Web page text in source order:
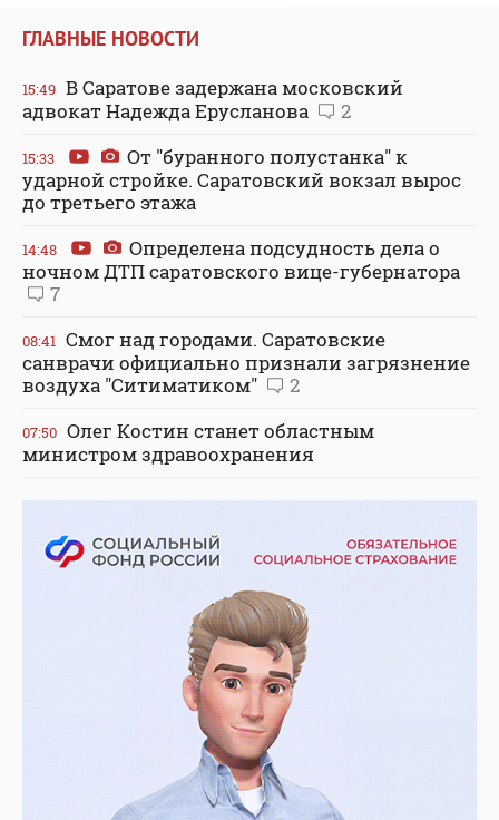
ГЛАВНЫЕ НОВОСТИ
15:49 В Саратове задержана московский
адвокат Надежда Ерусланова
2
15:33
От "буранного полустанка" к
ударной стройке. Саратовский вокзал вырос
до третьего этажа
14:48
Определена подсудность дела о
ночном ДТП саратовского вице-губернатора
7
08:41 Смог над городами. Саратовские
санврачи официально признали загрязнение
воздуха "Ситиматиком"
2
07:50 Олег Костин станет областным
министром здравоохранения